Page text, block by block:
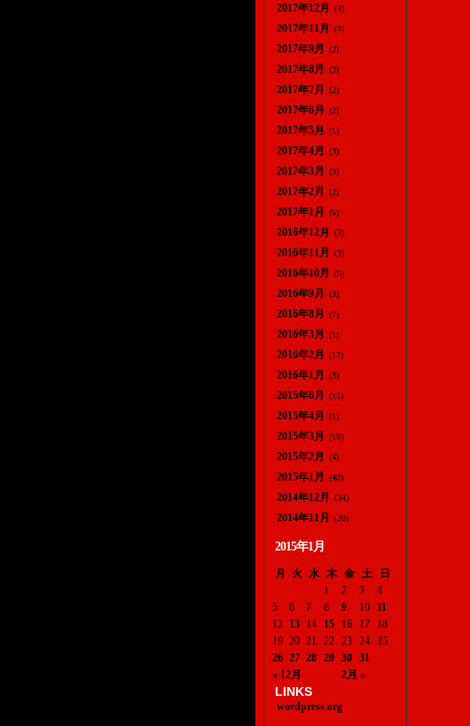
2017年12月 (4)
2017年11月 (3)
2017年9月 (2)
2017年8月 (3)
2017年7月 (2)
2017年6月 (2)
2017年5月 (1)
2017年4月 (3)
2017年3月 (3)
2017年2月 (2)
2017年1月 (5)
2016年12月 (3)
2016年11月 (3)
2016年10月 (5)
2016年9月 (3)
2016年8月 (7)
2016年3月 (1)
2016年2月 (12)
2016年1月 (3)
2015年6月 (15)
2015年4月 (1)
2015年3月 (18)
2015年2月 (4)
2015年1月 (48)
2014年12月 (34)
2014年11月 (20)
2015年1月
月 火 水 木 金 土 日
« 12月 2月 »
1 2 3
4
5
6 7 8 9 10
11
12
13 14 15 16 17
18
19 20 21 22 23 24
25
26 27 28 29 30 31
LINKS
wordpress.org